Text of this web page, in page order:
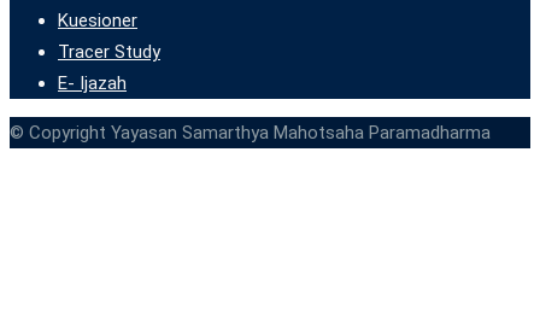
Kuesioner
Tracer Study
E- Ijazah
© Copyright Yayasan Samarthya Mahotsaha Paramadharma